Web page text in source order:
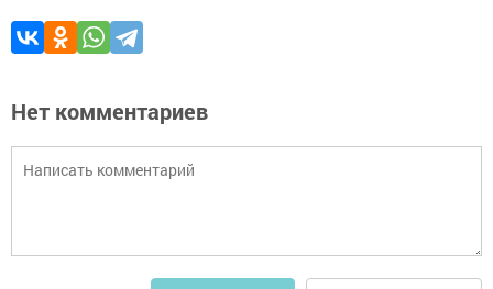
Нет комментариев